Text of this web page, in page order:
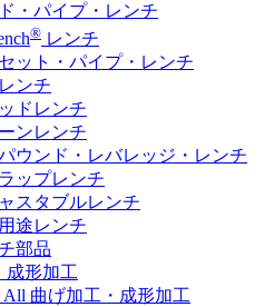
・パイプ・レンチ
® レンチ
ット・パイプ・レンチ
ンチ
ドレンチ
ンレンチ
ウンド・レバレッジ・レンチ
ップレンチ
スタブルレンチ
途レンチ
部品
成形加工
All 曲げ加工・成形加工